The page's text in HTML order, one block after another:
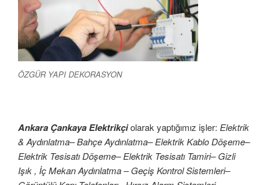
ÖZGÜR YAPI DEKORASYON
Ankara Çankaya Elektrikçiolarak yaptığımız işler: Elektrik
& Aydınlatma– Bahçe Aydınlatma– Elektrik Kablo Döşeme–
Elektrik Tesisatı Döşeme– Elektrik Tesisatı Tamiri– Gizli
Işık , İç Mekan Aydınlatma – Geçiş Kontrol Sistemleri–